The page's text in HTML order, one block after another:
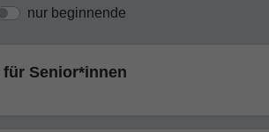
nur beginnende
Senior*innen